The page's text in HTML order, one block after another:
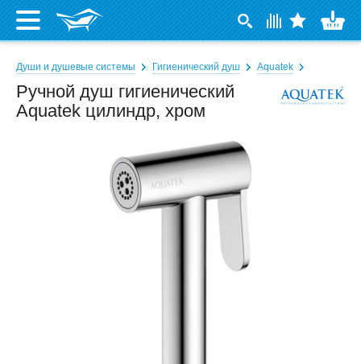
Души и душевые системы Гигиенический душ Aquatek
Ручной душ гигиенический
Aquatek цилиндр, хром